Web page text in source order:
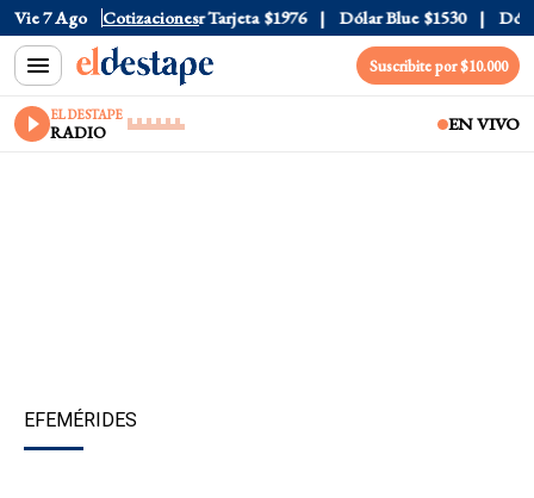
Vie 7 Ago Cotizaciones
$1520 Dólar Tarjeta $1976 Dólar Blue $1530 Dólar
Suscribite por $10.000
EL DESTAPE
RADIO EN VIVO
EFEMÉRIDES